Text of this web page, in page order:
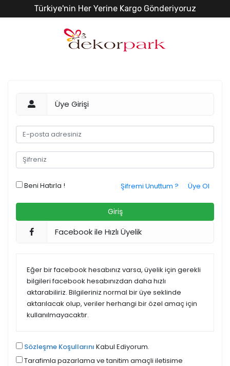
Türkiye'nin Her Yerine Kargo Gönderiyoruz
Üye Girişi
Beni Hatırla ! Üye Ol
Şifremi Unuttum ?
Facebook ile Hızlı Üyelik
Eğer bir facebook hesabınız varsa, üyelik için gerekli
bilgileri facebook hesabınızdan daha hızlı
aktarabiliriz. Bilgileriniz normal bir üye seklinde
aktarılacak olup, veriler herhangi bir özel amaç için
kullanılmayacaktır.
Sözleşme Koşullarını Kabul Ediyorum.
Tarafimla pazarlama ve tanitim amaçli iletisime